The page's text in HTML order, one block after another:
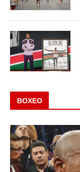
BOXEO